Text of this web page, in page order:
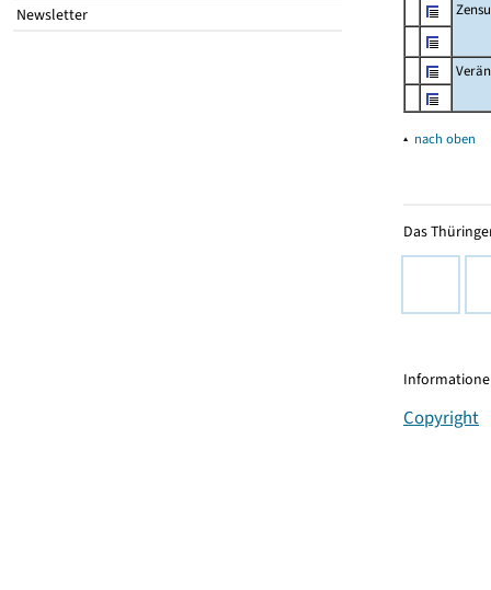
Newsletter
▴ nach oben
Das
Copyright